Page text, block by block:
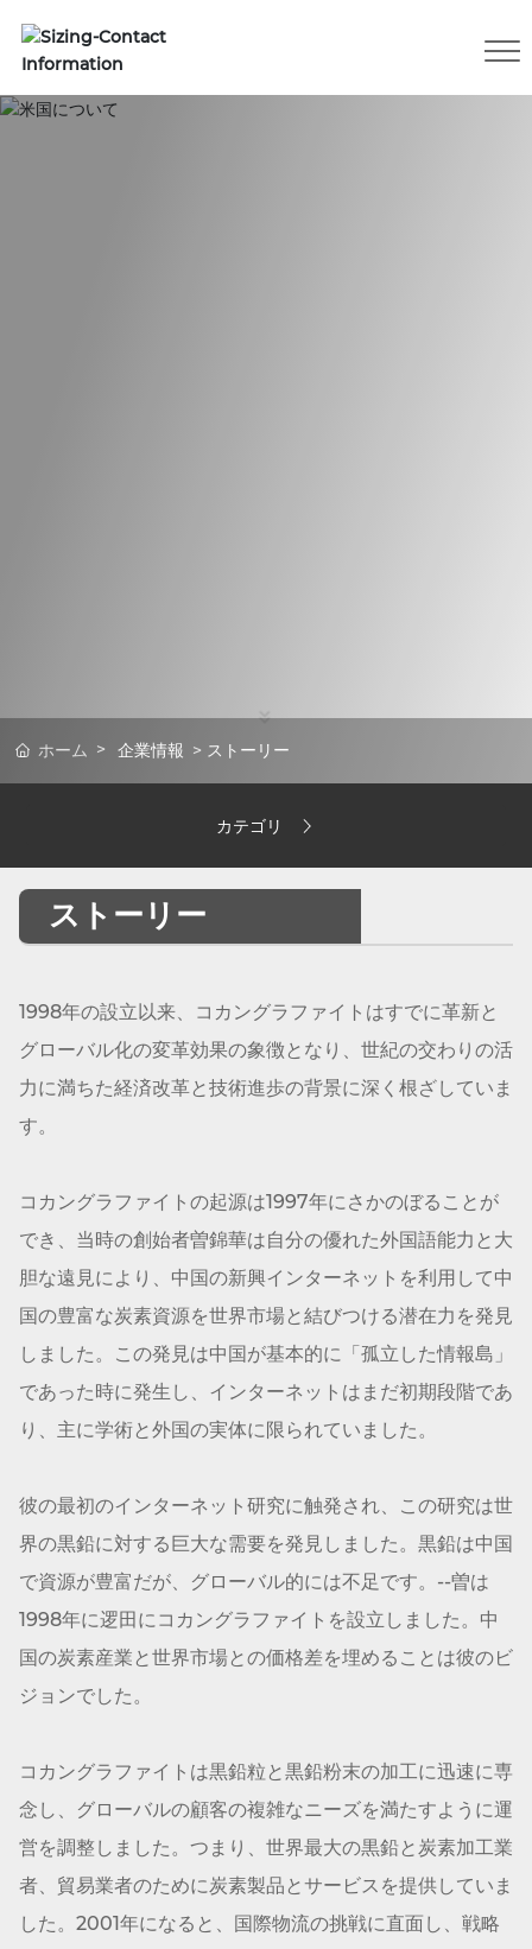
ホーム 企業情報 ストーリー
カテゴリ
ストーリー
1998年の設立以来、コカングラファイト はすでに革新と
グローバル化の変革効果の象徴となり、世紀の交わりの活
力に満ちた経済改革と技術進歩の背景に深く根ざしていま
す。
コカングラファイト の起源は1997年にさかのぼることが
でき、当時の創始者曽錦華は自分の優れた外国語能力と大
胆な遠見により、中国の新興インターネットを利用して中
国の豊富な炭素資源を世界市場と結びつける潜在力を発見
しました。この発見は中国が基本的に「孤立した情報島」
であった時に発生し、インターネットはまだ初期段階であ
り、主に学術と外国の実体に限られていました。
彼の最初のインターネット研究に触発され、この研究は世
界の黒鉛に対する巨大な需要を発見しました。黒鉛は中国
で資源が豊富だが、グローバル的には不足です。--曽は
1998年に逻田にコカングラファイト を設立しました。中
国の炭素産業と世界市場との価格差を埋めることは彼のビ
ジョンでした。
コカングラファイト は黒鉛粒と黒鉛粉末の加工に迅速に専
念し、グローバルの顧客の複雑なニーズを満たすように運
営を調整しました。つまり、世界最大の黒鉛と炭素加工業
者、貿易業者のために炭素製品とサービスを提供していま
した。2001年になると、国際物流の挑戦に直面し、戦略